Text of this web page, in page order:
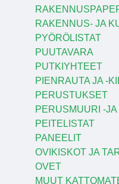
RAKENNUS- JA
PYÖRÖLISTAT
PUUTAVARA
PUTKIYHTEET
PIENRAUTA JA -
PERUSTUKSET
PERUSMUURI -
PEITELISTAT
PANEELIT
OVIKISKOT JA
OVET
MUUT